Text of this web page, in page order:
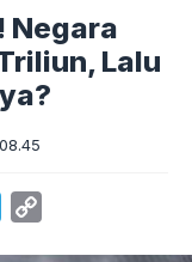
Negara
Lalu
Telegram